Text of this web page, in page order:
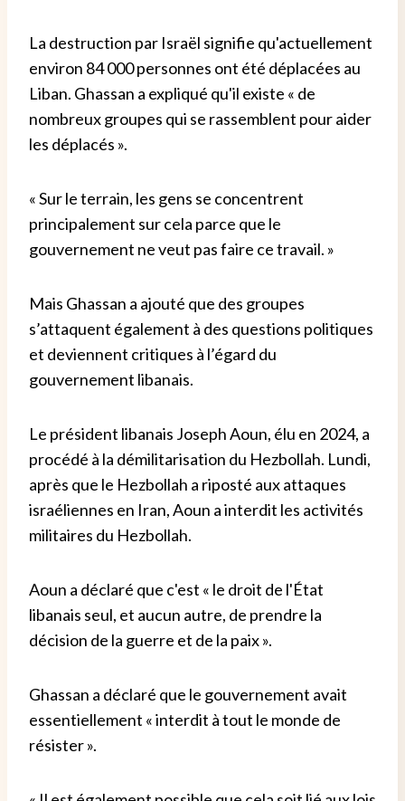
La destruction par Israël signifie qu'actuellement
environ 84 000 personnes ont été déplacées au
Liban. Ghassan a expliqué qu'il existe « de
nombreux groupes qui se rassemblent pour aider
les déplacés ».
« Sur le terrain, les gens se concentrent
principalement sur cela parce que le
gouvernement ne veut pas faire ce travail. »
Mais Ghassan a ajouté que des groupes
s’attaquent également à des questions politiques
et deviennent critiques à l’égard du
gouvernement libanais.
Le président libanais Joseph Aoun, élu en 2024, a
procédé à la démilitarisation du Hezbollah. Lundi,
après que le Hezbollah a riposté aux attaques
israéliennes en Iran, Aoun a interdit les activités
militaires du Hezbollah.
Aoun a déclaré que c'est « le droit de l'État
libanais seul, et aucun autre, de prendre la
décision de la guerre et de la paix ».
Ghassan a déclaré que le gouvernement avait
essentiellement « interdit à tout le monde de
résister ».